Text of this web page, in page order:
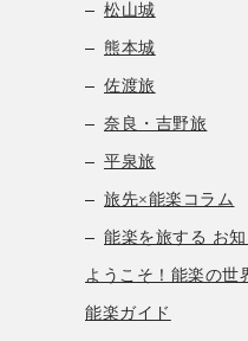
松山城
熊本城
佐渡旅
奈良・吉野旅
平泉旅
旅先×能楽コラム
能楽を旅する お
ようこそ！能楽の世
能楽ガイド